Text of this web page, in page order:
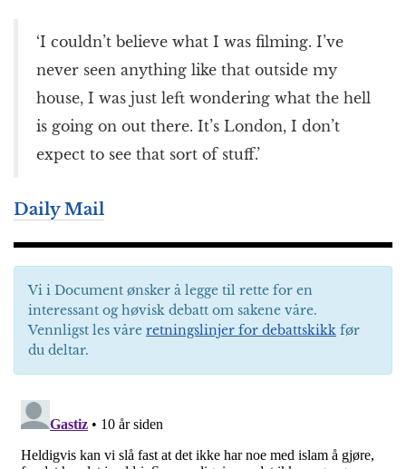
‘I couldn’t believe what I was filming. I’ve
never seen anything like that outside my
house, I was just left wondering what the hell
is going on out there. It’s London, I don’t
expect to see that sort of stuff.’
Daily Mail
Vi i Document ønsker å legge til rette for en
interessant og høvisk debatt om sakene våre.
Vennligst les våre retningslinjer for debattskikk før
du deltar.